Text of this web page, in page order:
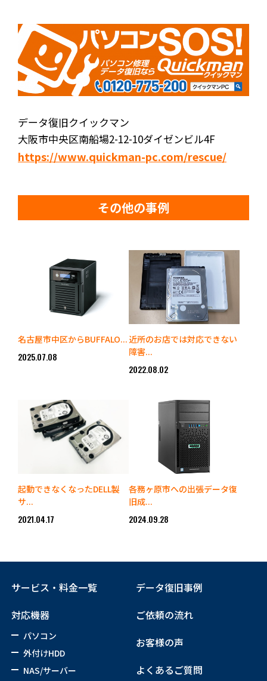
データ復旧クイックマン
大阪市中央区南船場2-12-10ダイゼンビル4F
https://www.quickman-pc.com/rescue/
その他の事例
名古屋市中区からBUFFALO...
2025.07.08
近所のお店では対応できない
障害...
2022.08.02
起動できなくなったDELL製
サ...
2021.04.17
各務ヶ原市への出張データ復
旧成...
2024.09.28
サービス・料金一覧
対応機器
パソコン
外付けHDD
NAS/サーバー
データ復旧事例
ご依頼の流れ
お客様の声
よくあるご質問